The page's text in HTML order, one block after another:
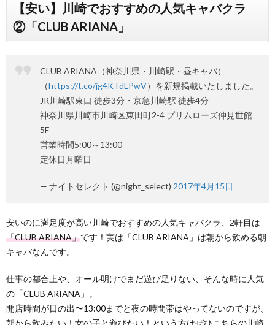
【安い】川崎でおすすめの人気キャバクラ
②「CLUB ARIANA」
CLUB ARIANA（神奈川県・川崎駅・昼キャバ）
（https://t.co/jg4KTdLPwV）を新規掲載いたしました。
JR川崎駅東口 徒歩3分・京急川崎駅 徒歩4分
神奈川県川崎市川崎区東田町2-4 プリムローズ仲見世館
5F
営業時間5:00～13:00
定休日月曜日
— ナイトセレクト (@night_select) 2017年4月15日
安いのに満足度が高い川崎でおすすめの人気キャバクラ、2軒目は
「CLUB ARIANA」です！実は「CLUB ARIANA」は朝から飲める朝
キャバなんです。
仕事の都合上や、オール明けでまだ遊び足りない、そんな時に人気
の「CLUB ARIANA」。
開店時間が日の出〜13:00までと夜の時間帯はやってないのですが、